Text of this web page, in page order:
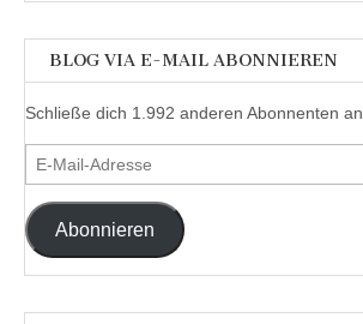
BLOG VIA E-MAIL ABONNIEREN
Schließe dich 1.992 anderen Abonnenten an
E-
Mail-
Adresse
Abonnieren